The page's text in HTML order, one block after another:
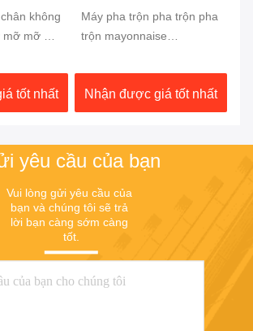
không
mỡ mỡ
tốt nhất
Máy pha trộn pha trộn pha
trộn mayonnaise
Nhận được giá tốt nhất
yêu cầu của bạn
Vui lòng gửi yêu cầu của
bạn và chúng tôi sẽ trả
lời bạn càng sớm càng
tốt.